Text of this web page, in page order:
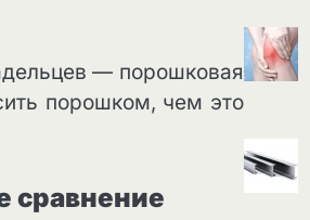
— порошковая
порошком, чем это
сравнение